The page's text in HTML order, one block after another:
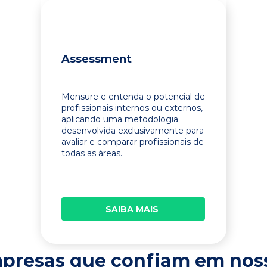
Assessment
Mensure e entenda o potencial de
profissionais internos ou externos,
aplicando uma metodologia
desenvolvida exclusivamente para
avaliar e comparar profissionais de
todas as áreas.
SAIBA MAIS
que confiam em